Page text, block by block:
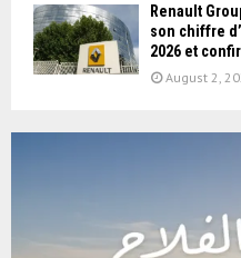
Renault
son chiffre
2026 et
August 2,